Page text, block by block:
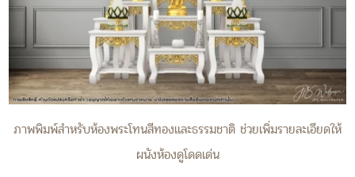
ภาพพิมพ์สำหรับห้องพระโทนสีทองและธรรมชาติ ช่วยเพิ่มรายละเอียดให้
ผนังห้องดูโดดเด่น